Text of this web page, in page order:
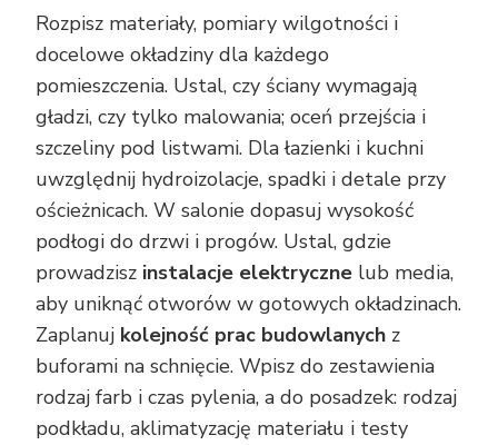
Rozpisz materiały, pomiary wilgotności i
docelowe okładziny dla każdego
pomieszczenia. Ustal, czy ściany wymagają
gładzi, czy tylko malowania; oceń przejścia i
szczeliny pod listwami. Dla łazienki i kuchni
uwzględnij hydroizolacje, spadki i detale przy
ościeżnicach. W salonie dopasuj wysokość
podłogi do drzwi i progów. Ustal, gdzie
prowadzisz instalacje elektryczne lub media,
aby uniknąć otworów w gotowych okładzinach.
Zaplanuj kolejność prac budowlanych z
buforami na schnięcie. Wpisz do zestawienia
rodzaj farb i czas pylenia, a do posadzek: rodzaj
podkładu, aklimatyzację materiału i testy